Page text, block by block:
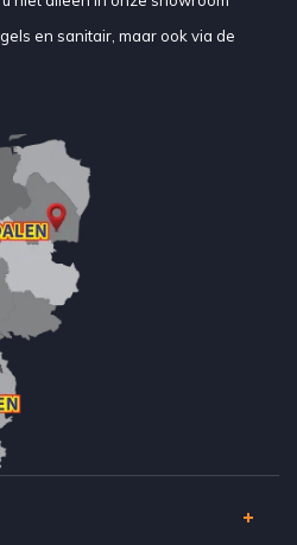
en sanitair, maar ook via de